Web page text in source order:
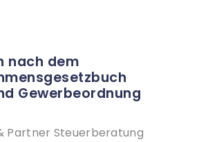
nach dem
Gewerbeordnung
Partner Steuerberatung